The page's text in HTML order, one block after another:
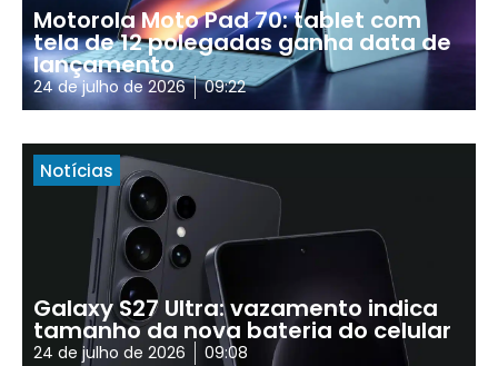
Motorola Moto Pad 70: tablet com
tela de 12 polegadas ganha data de
lançamento
24 de julho de 2026 09:22
Notícias
Galaxy S27 Ultra: vazamento indica
tamanho da nova bateria do celular
24 de julho de 2026 09:08